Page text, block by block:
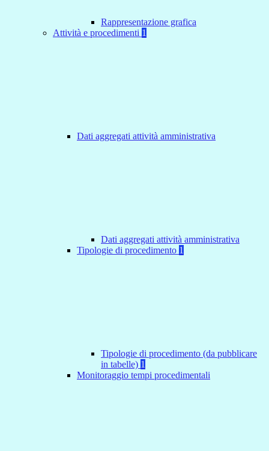
Rappresentazione grafica
Attività e procedimenti 1
Dati aggregati attività amministrativa
Dati aggregati attività amministrativa
Tipologie di procedimento 1
Tipologie di procedimento (da pubblicare
in tabelle) 1
Monitoraggio tempi procedimentali